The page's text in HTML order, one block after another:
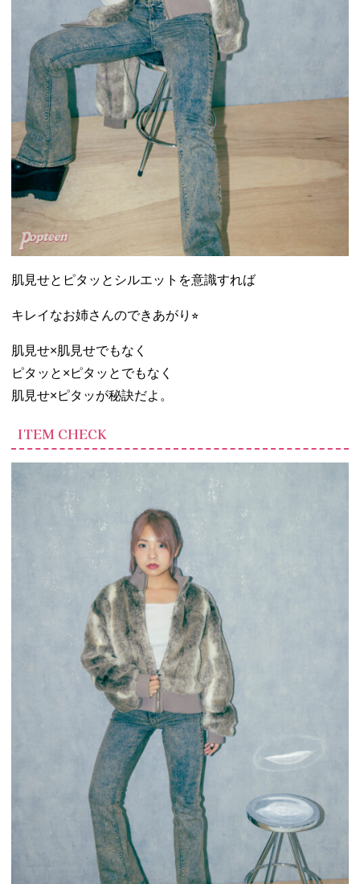
肌見せとピタッとシルエットを意識すれば
キレイなお姉さんのできあがり⭐︎
肌見せ×肌見せでもなく
ピタッと×ピタッとでもなく
肌見せ×ピタッが秘訣だよ。
ITEM CHECK